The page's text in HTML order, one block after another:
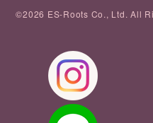
©2026 ES-Roots Co., Ltd. All